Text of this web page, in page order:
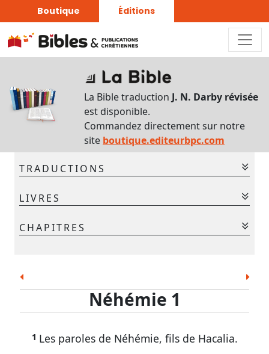
Boutique Éditions
La Bible traduction J. N. Darby révisée
est disponible.
Commandez directement sur notre
site boutique.editeurbpc.com
TRADUCTIONS
La Bible - Traduction J. N. Darby
LIVRES
Ancien Testament
Jér. Lam. Ézé.
Soph.
Agg. Zach. Mal.
CHAPITRES
Néhémie 1
1 Les paroles de Néhémie, fils de Hacalia.
ce
chapitre
Interlinéaire
Français-
hébreu
bibliques
les
Écritures